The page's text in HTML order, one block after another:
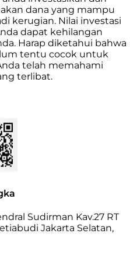
dana yang mampu
kerugian. Nilai investasi
dapat kehilangan
Harap diketahui bahwa
tentu cocok untuk
telah memahami
terlibat.
Sudirman Kav.27 RT
Jakarta Selatan,